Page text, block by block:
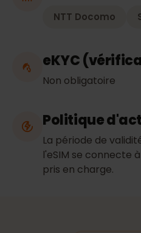
NTT Docomo
eKYC
Non obligatoire
Politique
La période de
l'eSIM se connecte
pris en charge.